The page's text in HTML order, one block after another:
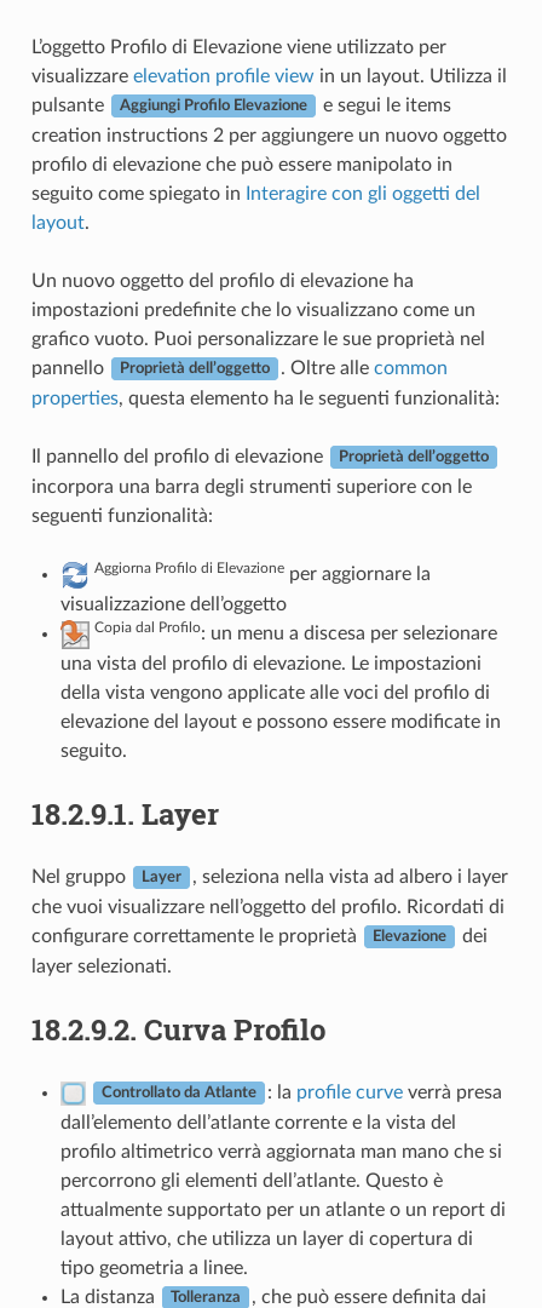
L’oggetto Profilo di Elevazione viene utilizzato per
visualizzare elevation profile view in un layout. Utilizza il
pulsante
Aggiungi Profilo Elevazione e segui le items
creation instructions 2per aggiungere un nuovo oggetto
profilo di elevazione che può essere manipolato in
seguito come spiegato in
Interagire con gli oggetti del
layout.
Un nuovo oggetto del profilo di elevazione ha
impostazioni predefinite che lo visualizzano come un
grafico vuoto. Puoi personalizzare le sue proprietà nel
pannello
Proprietà dell’oggetto . Oltre alle common
properties, questa elemento ha le seguenti funzionalità:
Il pannello del profilo di elevazione Proprietà dell’oggetto
incorpora una barra degli strumenti superiore con le
seguenti funzionalità:
Aggiorna Profilo di Elevazioneper aggiornare la
visualizzazione dell’oggetto
Copia dal Profilo: un menu a discesa per selezionare
una vista del profilo di elevazione. Le impostazioni
della vista vengono applicate alle voci del profilo di
elevazione del layout e possono essere modificate in
seguito.
18.2.9.1. Layer
Nel gruppo Layer
, seleziona nella vista ad albero i layer
che vuoi visualizzare nell’oggetto del profilo. Ricordati di
configurare correttamente le proprietà
Elevazione
dei
layer selezionati.
18.2.9.2. Curva Profilo
Controllato da Atlante : la profile curveverrà presa
dall’elemento dell’atlante corrente e la vista del
profilo altimetrico verrà aggiornata man mano che si
percorrono gli elementi dell’atlante. Questo è
attualmente supportato per un atlante o un report di
layout attivo, che utilizza un layer di copertura di
tipo geometria a linee.
La distanza
Tolleranza
, che può essere definita dai